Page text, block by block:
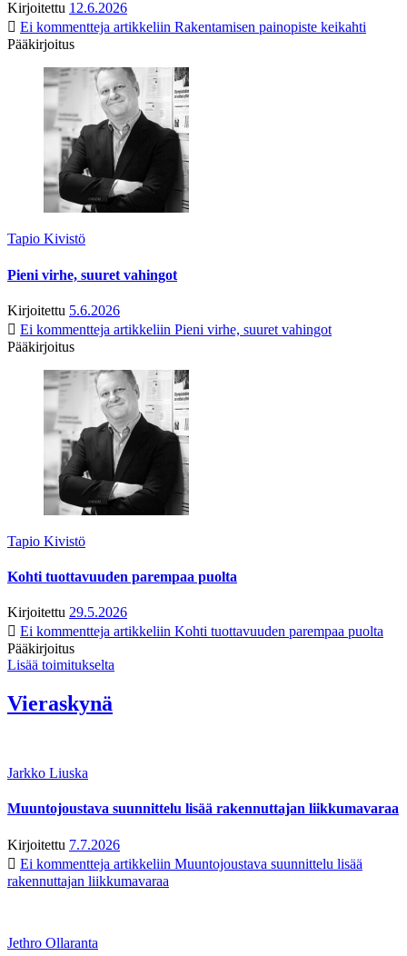
Kirjoitettu 12.6.2026
Ei kommentteja artikkeliin Rakentamisen painopiste keikahti
Pääkirjoitus
Tapio Kivistö
Pieni virhe, suuret vahingot
Kirjoitettu 5.6.2026
Ei kommentteja artikkeliin Pieni virhe, suuret vahingot
Pääkirjoitus
Tapio Kivistö
Kohti tuottavuuden parempaa puolta
Kirjoitettu 29.5.2026
Ei kommentteja artikkeliin Kohti tuottavuuden parempaa puolta
Pääkirjoitus
Lisää toimitukselta
Vieraskynä
Jarkko Liuska
Muuntojoustava suunnittelu lisää rakennuttajan liikkumavaraa
Kirjoitettu 7.7.2026
Ei kommentteja artikkeliin Muuntojoustava suunnittelu lisää
rakennuttajan liikkumavaraa
Jethro Ollaranta